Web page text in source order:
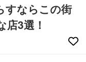
すならこの街
3選！